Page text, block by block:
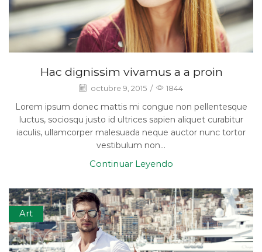
Hac dignissim vivamus a a proin
octubre 9, 2015 / 1844
Lorem ipsum donec mattis mi congue non pellentesque
luctus, sociosqu justo id ultrices sapien aliquet curabitur
iaculis, ullamcorper malesuada neque auctor nunc tortor
vestibulum non...
Continuar Leyendo
Art